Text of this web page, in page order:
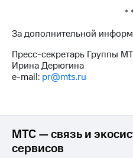
*
За дополнительной
Пресс-секретарь Группы
Ирина Дерюгина
e-mail: pr@mts.ru
МТС — связь и
сервисов